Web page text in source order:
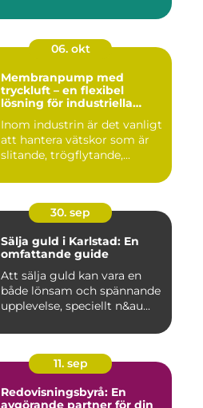
06. okt
Membranpump med
tryckluft – en flexibel
lösning för industriella
Inom industrin är det vanligt
att hantera vätskor som är
slitande, trögflytande,...
30. sep
Sälja guld i Karlstad: En
omfattande guide
Att sälja guld kan vara en
både lönsam och spännande
upplevelse, speciellt n&au...
11. sep
Redovisningsbyrå: En
avgörande partner för din